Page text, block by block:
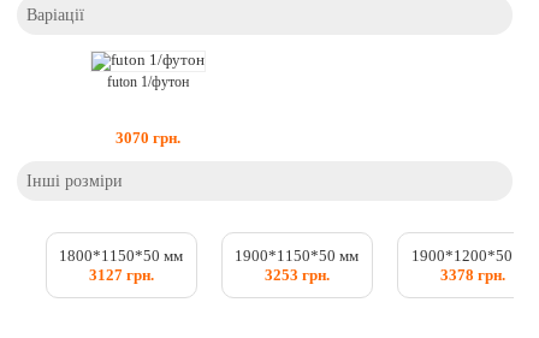
Варіації
futon 1/футон
3070 грн.
Інші розміри
1800*1150*50 мм
3127 грн.
1900*1150*50 мм
3253 грн.
1900*1200*50 мм
3378 грн.